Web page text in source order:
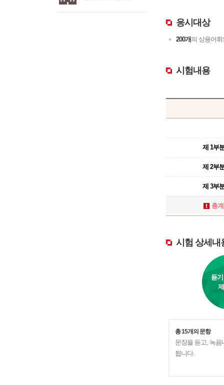
응시대상
200개의 상용어
시험내용
총계
제 1부
제 2부
제 3부
시험 상세내
듣
총 15개의 문항
문장을 듣고, 녹
됩니다.